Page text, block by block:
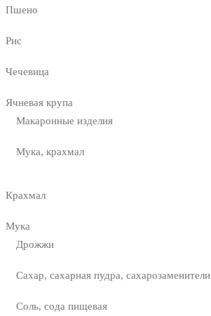
Пшено
Рис
Чечевица
Ячневая крупа
Макаронные изделия
Мука, крахмал
Крахмал
Мука
Дрожжи
Сахар, сахарная пудра, сахарозаменители
Соль, сода пищевая